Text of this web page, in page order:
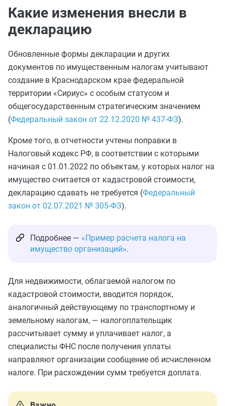
Какие изменения внесли в
декларацию
Обновленные формы декларации и других
документов по имущественным налогам учитывают
создание в Краснодарском крае федеральной
территории «Сириус» с особым статусом и
общегосударственным стратегическим значением
(Федеральный закон от 22.12.2020 № 437-ФЗ).
Кроме того, в отчетности учтены поправки в
Налоговый кодекс РФ, в соответствии с которыми
начиная с 01.01.2022 по объектам, у которых налог на
имущество считается от кадастровой стоимости,
декларацию сдавать не требуется (Федеральный
закон от 02.07.2021 № 305-ФЗ).
Подробнее — «Пример расчета налога на
имущество организаций».
Для недвижимости, облагаемой налогом по
кадастровой стоимости, вводится порядок,
аналогичный действующему по транспортному и
земельному налогам, — налогоплательщик
рассчитывает сумму и уплачивает налог, а
специалисты ФНС после получения уплаты
направляют организации сообщение об исчисленном
налоге. При расхождении сумм требуется доплата.